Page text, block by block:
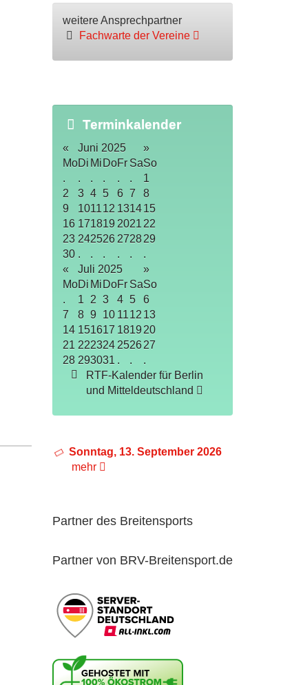
weitere Ansprechpartner
Fachwarte der Vereine
Terminkalender
« Juni 2025
»
MoDi Mi DoFr SaSo
.
. . . . .
1
2
3 4 5 6 7
8
9
101112 1314 15
16 171819 2021 22
23 242526 2728 29
30 . . . . .
.
«
Juli 2025
»
MoDi Mi DoFr SaSo
.
1 2 3 4 5
6
7
8 9 10 1112 13
14 151617 1819 20
21 222324 2526 27
28 293031 . .
.
RTF-Kalender für Berlin
und Mitteldeutschland
Sonntag, 13. September 2026
mehr
Partner des Breitensports
Partner von BRV-Breitensport.de